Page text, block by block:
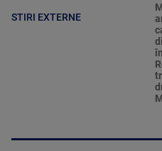
STIRI EXTERNE